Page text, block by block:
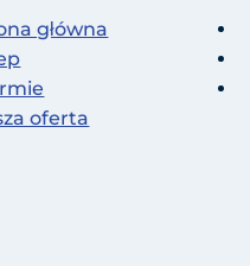
główna
oferta